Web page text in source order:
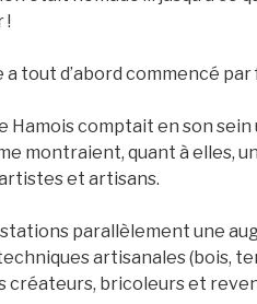
!
a tout d’abord commencé
Hamois comptait en son
montraient, quant à elles,
et artisans.
parallèlement une
artisanales (bois,
créateurs, bricoleurs et